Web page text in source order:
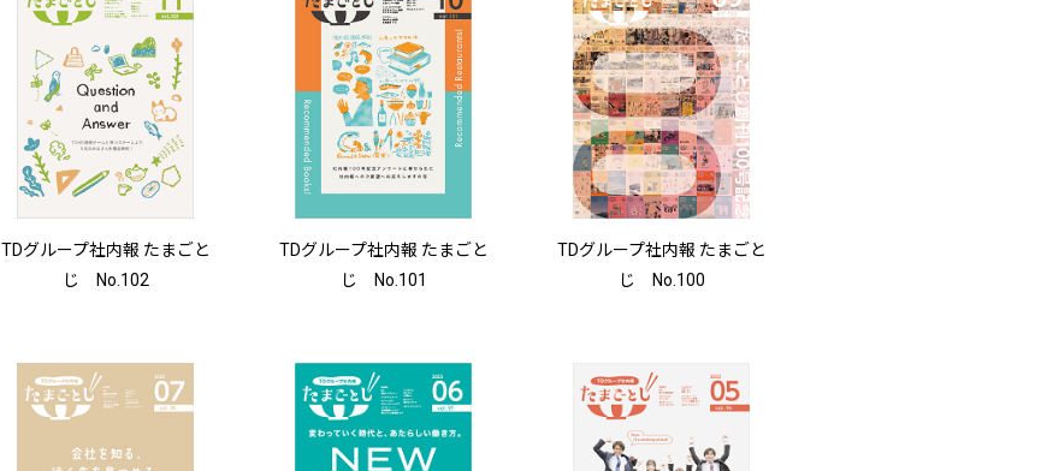
TDグループ社内報 たまごと
じ No.102
TDグループ社内報 たまごと
じ No.101
TDグループ社内報 たまごと
じ No.100